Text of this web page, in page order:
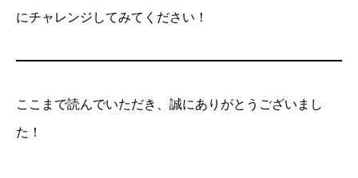
にチャレンジしてみてください！
ここまで読んでいただき、誠にありがとうございまし
た！